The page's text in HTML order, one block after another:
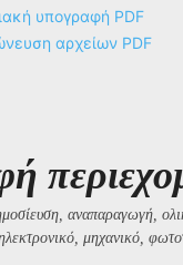
υπογραφή PDF
αρχείων PDF
αναπαραγωγή,
μηχανικό,